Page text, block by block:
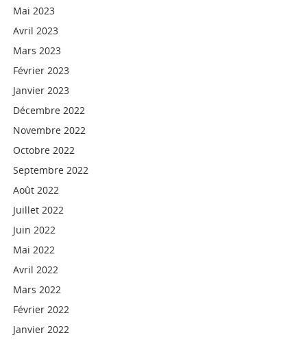
Mai 2023
Avril 2023
Mars 2023
Février 2023
Janvier 2023
Décembre 2022
Novembre 2022
Octobre 2022
Septembre 2022
Août 2022
Juillet 2022
Juin 2022
Mai 2022
Avril 2022
Mars 2022
Février 2022
Janvier 2022